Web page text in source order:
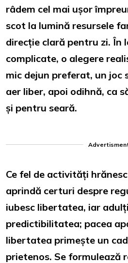
râdem cel mai ușor
scot la lumină resursele
direcție clară pentru zi. În
complicate, o alegere
mic dejun preferat, un joc
aer liber, apoi odihnă, ca
și pentru seară.
Ce fel de activități
aprindă certuri despre
iubesc libertatea, iar
predictibilitatea; pacea
libertatea primește un
prietenos. Se formulează